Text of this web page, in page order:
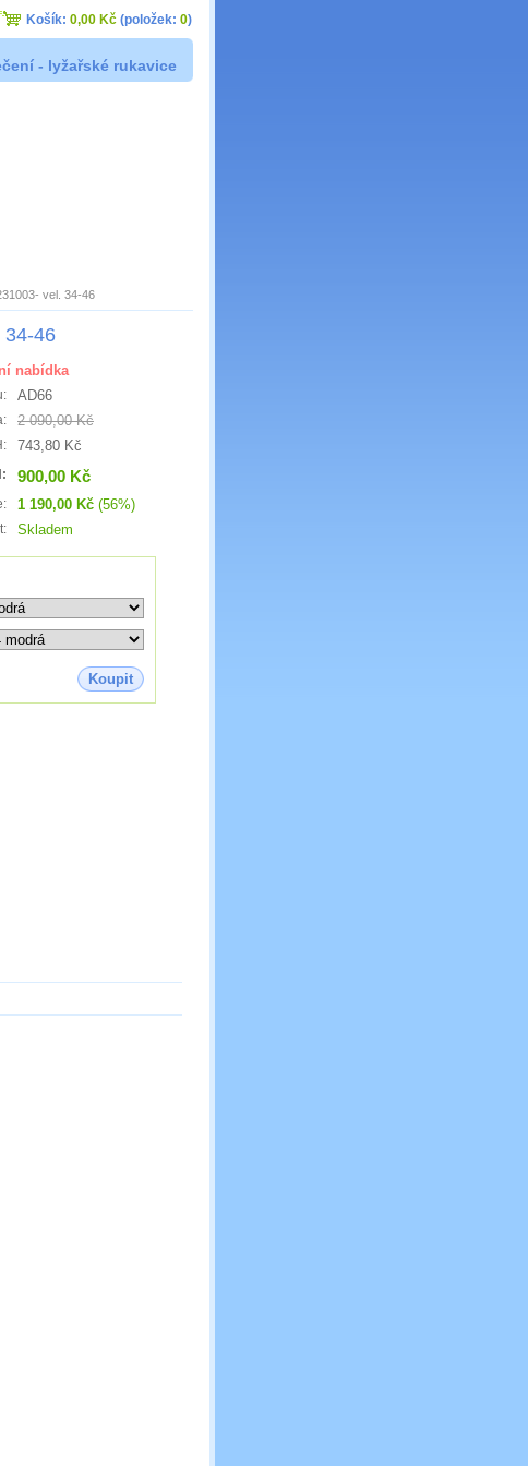
- lyžařské rukavice
vel. 34-46
34-46
nabídka
AD66
2 090,00 Kč
743,80 Kč
900,00 Kč
1 190,00 Kč (56%)
Skladem
Koupit
Košík: 0,00 Kč (položek: 0)